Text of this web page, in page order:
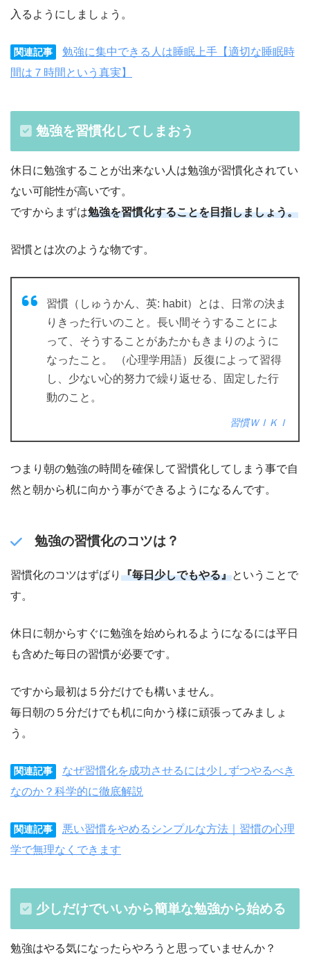
入るようにしましょう。
関連記事
勉強に集中できる人は睡眠上手【適切な睡眠時
間は７時間という真実】
勉強を習慣化してしまおう
休日に勉強することが出来ない人は勉強が習慣化されてい
ない可能性が高いです。
ですからまずは勉強を習慣化することを目指しましょう。
習慣とは次のような物です。
習慣（しゅうかん、英: habit）とは、日常の決ま
りきった行いのこと。長い間そうすることによ
って、そうすることがあたかもきまりのように
なったこと。 （心理学用語）反復によって習得
し、少ない心的努力で繰り返せる、固定した行
動のこと。
習慣ＷＩＫＩ
つまり朝の勉強の時間を確保して習慣化してしまう事で自
然と朝から机に向かう事ができるようになるんです。
勉強の習慣化のコツは？
習慣化のコツはずばり 『毎日少しでもやる』ということで
す。
休日に朝からすぐに勉強を始められるようになるには平日
も含めた毎日の習慣が必要です。
ですから最初は５分だけでも構いません。
毎日朝の５分だけでも机に向かう様に頑張ってみましょ
う。
関連記事
なぜ習慣化を成功させるには少しずつやるべき
なのか？科学的に徹底解説
関連記事
悪い習慣をやめるシンプルな方法｜習慣の心理
学で無理なくできます
少しだけでいいから簡単な勉強から始める
勉強はやる気になったらやろうと思っていませんか？